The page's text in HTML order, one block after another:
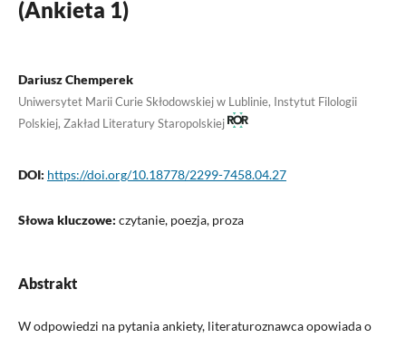
(Ankieta 1)
Dariusz Chemperek
Uniwersytet Marii Curie Skłodowskiej w Lublinie, Instytut Filologii
Polskiej, Zakład Literatury Staropolskiej
DOI: https://doi.org/10.18778/2299-7458.04.27
Słowa kluczowe: czytanie, poezja, proza
Abstrakt
W odpowiedzi na pytania ankiety, literaturoznawca opowiada o